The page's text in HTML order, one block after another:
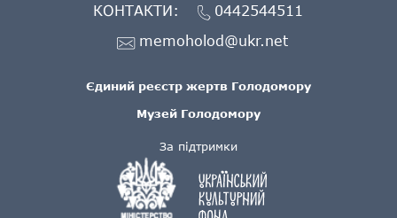
За підтримки
Єдиний реєстр жертв Голодомору
Музей Голодомору
КОНТАКТИ:
0442544511
memoholod@ukr.net